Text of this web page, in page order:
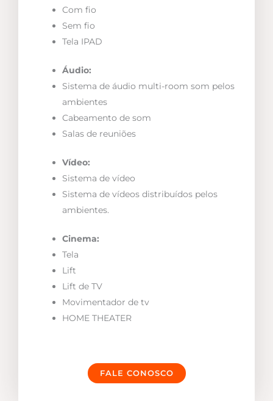
Com fio
Sem fio
Tela IPAD
Áudio:
Sistema de áudio multi-room som pelos
ambientes
Cabeamento de som
Salas de reuniões
Vídeo:
Sistema de vídeo
Sistema de vídeos distribuídos pelos
ambientes.
Cinema:
Tela
Lift
Lift de TV
Movimentador de tv
HOME THEATER
FALE CONOSCO